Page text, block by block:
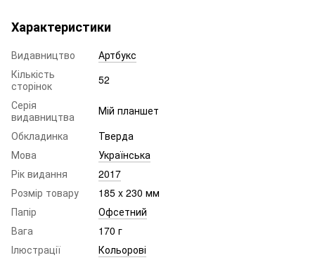
Характеристики
Видавництво
Артбукс
Кількість
сторінок
52
Серія
видавництва
Мій планшет
Обкладинка
Тверда
Мова
Українська
Рік видання
2017
Розмір товару
185 x 230 мм
Папір
Офсетний
Вага
170 г
Ілюстрації
Кольорові